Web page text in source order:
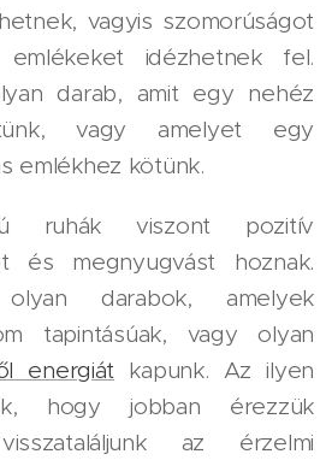
vagyis szomorúságot
idézhetnek fel.
darab, amit egy nehéz
vagy amelyet egy
emlékhez kötünk.
ruhák viszont pozitív
és megnyugvást hoznak.
darabok, amelyek
tapintásúak, vagy olyan
energiát kapunk. Az ilyen
hogy jobban érezzük
az érzelmi